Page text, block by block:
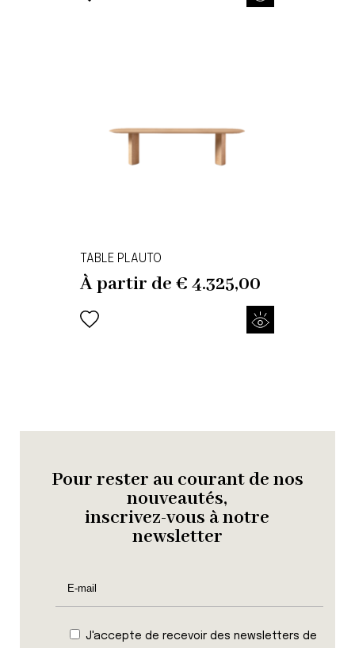
TABLE PLAUTO
À partir de€ 4.325,00
Pour rester au courant de nos
nouveautés,
inscrivez-vous à notre
newsletter
J'accepte de recevoir des newsletters de